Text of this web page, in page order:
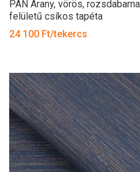
PAN Arany, vörös,
felületű csíkos tapéta
24 100 Ft/tekercs